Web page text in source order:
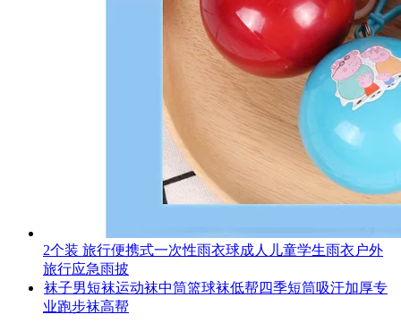
2个装 旅行便携式一次性雨衣球成人儿童学生雨衣户外
旅行应急雨披
袜子男短袜运动袜中筒篮球袜低帮四季短筒吸汗加厚专
业跑步袜高帮